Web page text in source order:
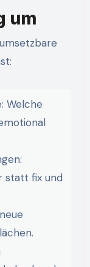
um
Welche
statt fix und